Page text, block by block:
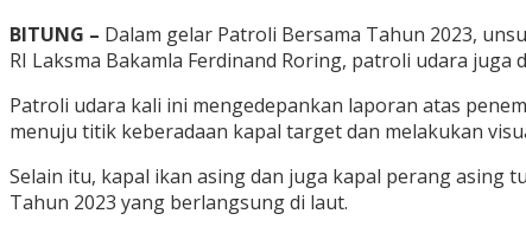
BITUNG – Dalam gelar Patroli Bersama Tahun 2023,
RI Laksma Bakamla Ferdinand Roring, patroli udara
Patroli udara kali ini mengedepankan laporan atas
menuju titik keberadaan kapal target dan melakukan
Selain itu, kapal ikan asing dan juga kapal perang
Tahun 2023 yang berlangsung di laut.